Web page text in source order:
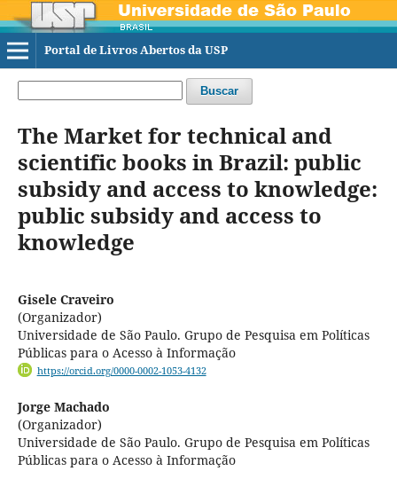
Portal de Livros Abertos da USP
Buscar
The Market for technical and
scientific books in Brazil: public
subsidy and access to knowledge:
public subsidy and access to
knowledge
Gisele Craveiro
(Organizador)
Universidade de São Paulo. Grupo de Pesquisa em Políticas
Públicas para o Acesso à Informação
https://orcid.org/0000-0002-1053-4132
Jorge Machado
(Organizador)
Universidade de São Paulo. Grupo de Pesquisa em Políticas
Públicas para o Acesso à Informação